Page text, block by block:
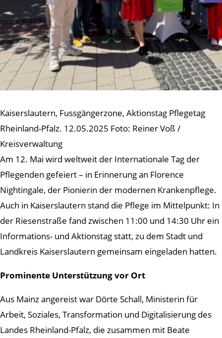
Kaiserslautern, Fussgängerzone, Aktionstag Pflegetag
Rheinland-Pfalz. 12.05.2025 Foto: Reiner Voß /
Kreisverwaltung
Am 12. Mai wird weltweit der Internationale Tag der
Pflegenden gefeiert – in Erinnerung an Florence
Nightingale, der Pionierin der modernen Krankenpflege.
Auch in Kaiserslautern stand die Pflege im Mittelpunkt: In
der Riesenstraße fand zwischen 11:00 und 14:30 Uhr ein
Informations- und Aktionstag statt, zu dem Stadt und
Landkreis Kaiserslautern gemeinsam eingeladen hatten.
Prominente Unterstützung vor Ort
Aus Mainz angereist war Dörte Schall, Ministerin für
Arbeit, Soziales, Transformation und Digitalisierung des
Landes Rheinland-Pfalz, die zusammen mit Beate